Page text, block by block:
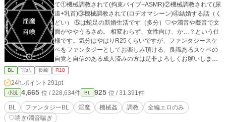
て①機械調教されて(拘束バイブ+ASMR)②機械調教されて(尿
道+乳首)③機械調教されて(ロデオマシーン)④結婚する話（く
どい） ⑤は蛇足の新婚生活です（多分）♡や濁音や擬音で文
面がややうるさめ。 相変わらず、女性向け、か…？という仕
様です。気分はやはりR25くらいですが、ファンタジースケ
ベをファンタジーとしてお楽しみ頂ける、良識あるスケベの
自覚と自信のある成人済みの方は是非よろしくお願いしま
す。
BL 完結 長編 R18
24h.ポイント 291pt
小説 4,665 位 / 228,634件 BL 925 位 / 31,391件
BL ファンタジーBL 淫魔 機械姦 調教
全編エロのみ
♡喘ぎ/濁音喘ぎ